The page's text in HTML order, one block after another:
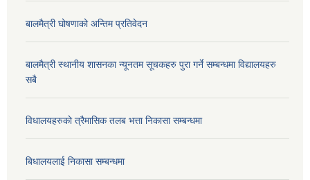
बालमैत्री घोषणाको अन्तिम प्रतिवेदन
बालमैत्री स्थानीय शासनका न्यूनतम सूचकहरु पुरा गर्ने सम्बन्धमा विद्यालयहरु
सबै
विधालयहरुकाे त्रैमासिक तलब भत्ता निकासा सम्बन्धमा
बिधालयलाई निकासा सम्बन्धमा